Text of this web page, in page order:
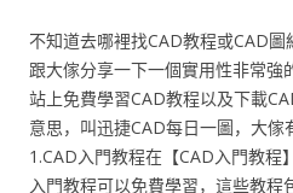
不知道去哪裡找CAD教程或CAD
跟大傢分享一下一個實用性非常強
站上免費學習CAD教程以及下載
意思，叫迅捷CAD每日一圖，大
1.CAD入門教程在【CAD入門教程
入門教程可以免費學習，這些教程